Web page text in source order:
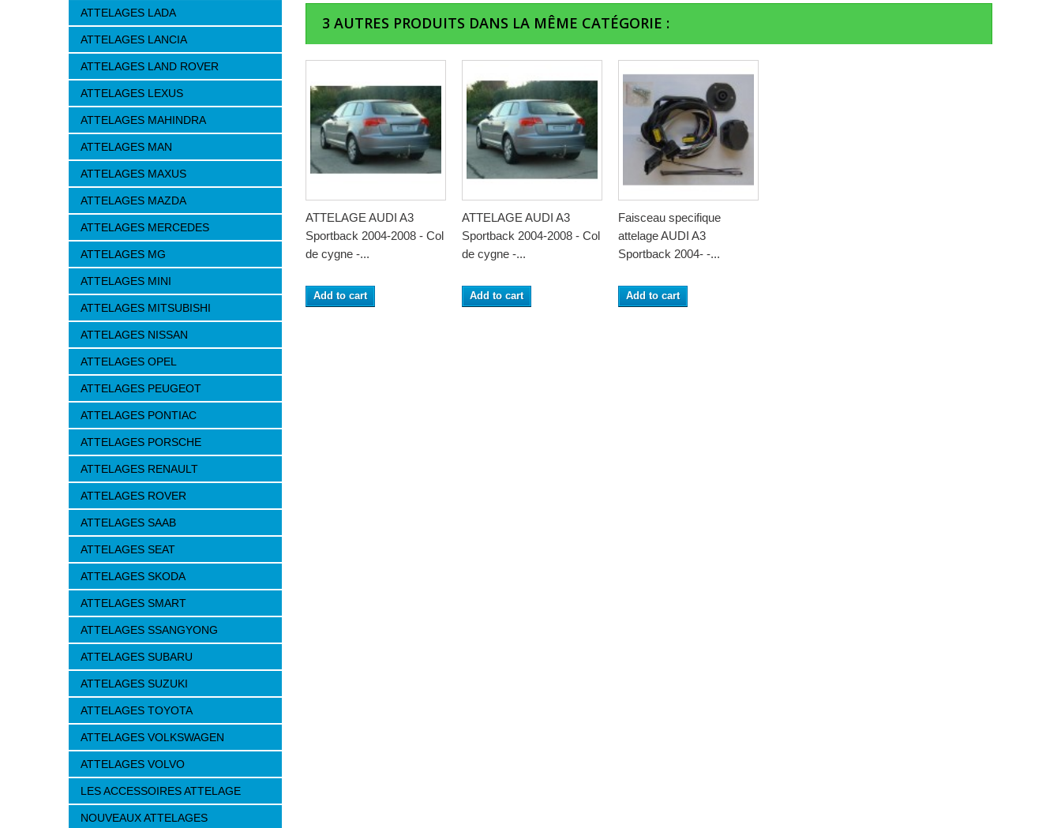
ATTELAGES LADA
ATTELAGES LANCIA
ATTELAGES LAND ROVER
ATTELAGES LEXUS
ATTELAGES MAHINDRA
ATTELAGES MAN
ATTELAGES MAXUS
ATTELAGES MAZDA
ATTELAGES MERCEDES
ATTELAGES MG
ATTELAGES MINI
ATTELAGES MITSUBISHI
ATTELAGES NISSAN
ATTELAGES OPEL
ATTELAGES PEUGEOT
ATTELAGES PONTIAC
ATTELAGES PORSCHE
ATTELAGES RENAULT
ATTELAGES ROVER
ATTELAGES SAAB
ATTELAGES SEAT
ATTELAGES SKODA
ATTELAGES SMART
ATTELAGES SSANGYONG
ATTELAGES SUBARU
ATTELAGES SUZUKI
ATTELAGES TOYOTA
ATTELAGES VOLKSWAGEN
ATTELAGES VOLVO
LES ACCESSOIRES ATTELAGE
NOUVEAUX ATTELAGES
3 AUTRES PRODUITS DANS LA MÊME CATÉGORIE :
ATTELAGE AUDI A3
Sportback 2004-2008 - Col
de cygne -...
Add to cart
ATTELAGE AUDI A3
Sportback 2004-2008 - Col
de cygne -...
Add to cart
Faisceau specifique
attelage AUDI A3
Sportback 2004- -...
Add to cart